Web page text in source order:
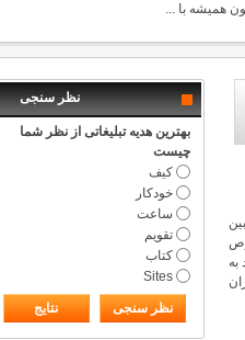
هميشه با ...
نظر سنجی
بهترین هدیه تبلیغاتی از نظر شما
چیست
کیف
خودکار
ساعت
تقویم
کتاب
Sites
به